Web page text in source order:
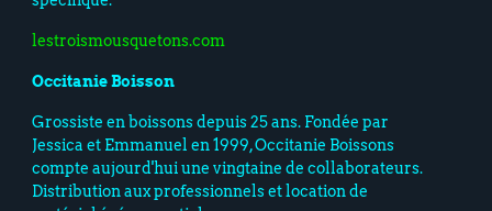
lestroismousquetons.com
Occitanie Boisson
Grossiste en boissons depuis 25 ans. Fondée par
Jessica et Emmanuel en 1999, Occitanie Boissons
compte aujourd'hui une vingtaine de collaborateurs.
Distribution aux professionnels et location de